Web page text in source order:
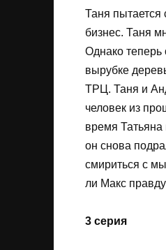
Таня пытается
бизнес. Таня
Однако
вырубке
ТРЦ. Таня и
человек из
время
он снова
смириться с
ли Макс
3 серия